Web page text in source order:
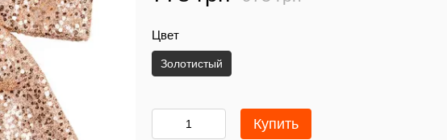
Цвет
Золотистый
Купить